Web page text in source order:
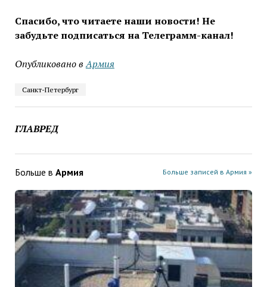
Спасибо, что читаете наши новости! Не
забудьте подписаться на Телеграмм-канал!
Опубликовано в Армия
Санкт-Петербург
ГЛАВРЕД
Больше в Армия Больше записей в Армия »